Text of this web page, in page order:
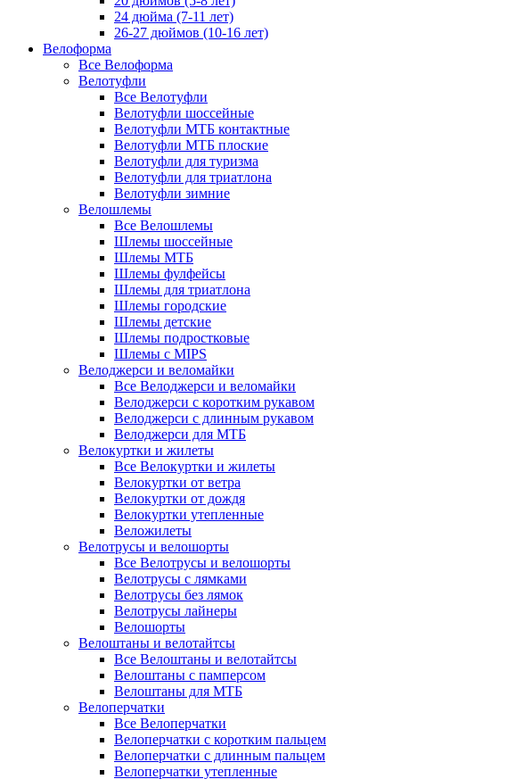
24 дюйма (7-11 лет)
26-27 дюймов (10-16 лет)
Велоформа
Все Велоформа
Велотуфли
Все Велотуфли
Велотуфли шоссейные
Велотуфли МТБ контактные
Велотуфли МТБ плоские
Велотуфли для туризма
Велотуфли для триатлона
Велотуфли зимние
Велошлемы
Все Велошлемы
Шлемы шоссейные
Шлемы МТБ
Шлемы фулфейсы
Шлемы для триатлона
Шлемы городские
Шлемы детские
Шлемы подростковые
Шлемы с MIPS
Велоджерси и веломайки
Все Велоджерси и веломайки
Велоджерси с коротким рукавом
Велоджерси с длинным рукавом
Велоджерси для МТБ
Велокуртки и жилеты
Все Велокуртки и жилеты
Велокуртки от ветра
Велокуртки от дождя
Велокуртки утепленные
Веложилеты
Велотрусы и велошорты
Все Велотрусы и велошорты
Велотрусы с лямками
Велотрусы без лямок
Велотрусы лайнеры
Велошорты
Велоштаны и велотайтсы
Все Велоштаны и велотайтсы
Велоштаны с памперсом
Велоштаны для МТБ
Велоперчатки
Все Велоперчатки
Велоперчатки с коротким пальцем
Велоперчатки с длинным пальцем
Велоперчатки утепленные